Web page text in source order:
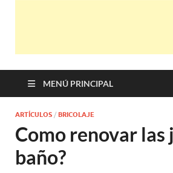
MENÚ PRINCIPAL
ARTÍCULOS / BRICOLAJE
Como renovar las
baño?